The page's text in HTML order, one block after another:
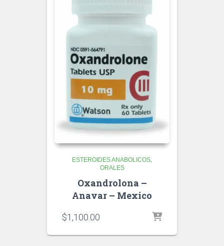
ESTEROIDES ANABOLICOS
ORALES
Oxandrolona –
Anavar – Mexico
$1,100.00